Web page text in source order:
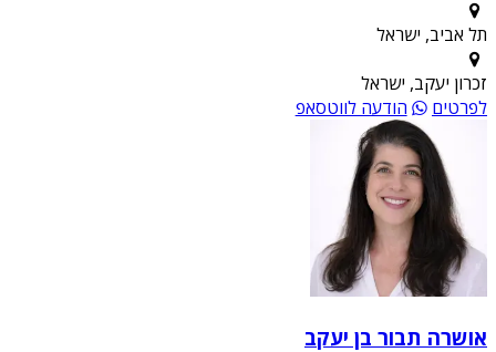
תל אביב, ישראל
זכרון יעקב, ישראל
לפרטים
הודעה לווטסאפ
אושרה תבור בן יעקב